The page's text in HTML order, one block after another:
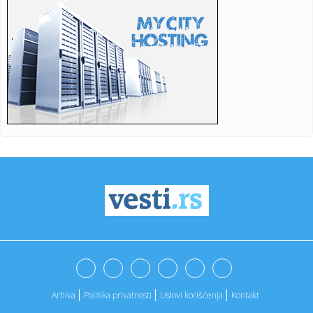
13:03:
nov...
13:03:EKSKLUZIVNO NA ZEMUN FESTU: Film sa Kanskog festivala
otvara mani...
13:02:Nolan oborio sve rekorde u Srbiji: "Odiseju" pogledalo
više od 1...
13:01:Predsednik Irana priznao: Komunikacija sa vrhovnim
vođom trenutn...
Medojević tvrdi: "Grigorije priznao autokefalnu Ukrajinsku
S leđa prilazio Novosađankama i kidao im zlatne ogrlice, a
12:57:Užas u Zemunu: Muškarac ostao priklješten ispod
Arhiva Politika privatnosti Uslovi korišćenja Kontakt